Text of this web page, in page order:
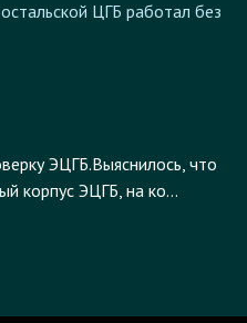
ЭЦГБ.Выяснилось, что
корпус ЭЦГБ, на ко...